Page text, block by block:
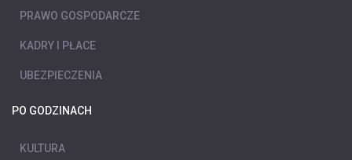
PRAWO GOSPODARCZE
KADRY I PŁACE
UBEZPIECZENIA
PO GODZINACH
KULTURA